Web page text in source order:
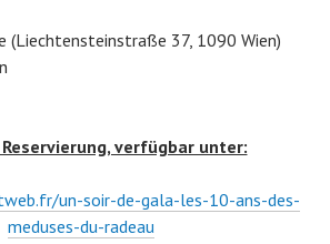
(Liechtensteinstraße 37, 1090 Wien)
verfügbar unter:
un-soir-de-gala-les-10-ans-des-
meduses-du-radeau